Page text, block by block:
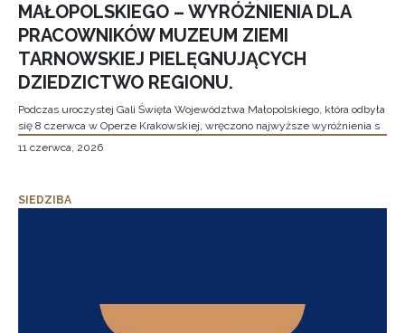
MAŁOPOLSKIEGO – WYRÓŻNIENIA DLA
PRACOWNIKÓW MUZEUM ZIEMI
TARNOWSKIEJ PIELĘGNUJĄCYCH
DZIEDZICTWO REGIONU.
Podczas uroczystej Gali Święta Województwa Małopolskiego, która odbyła
się 8 czerwca w Operze Krakowskiej, wręczono najwyższe wyróżnienia s
11 czerwca, 2026
SIEDZIBA